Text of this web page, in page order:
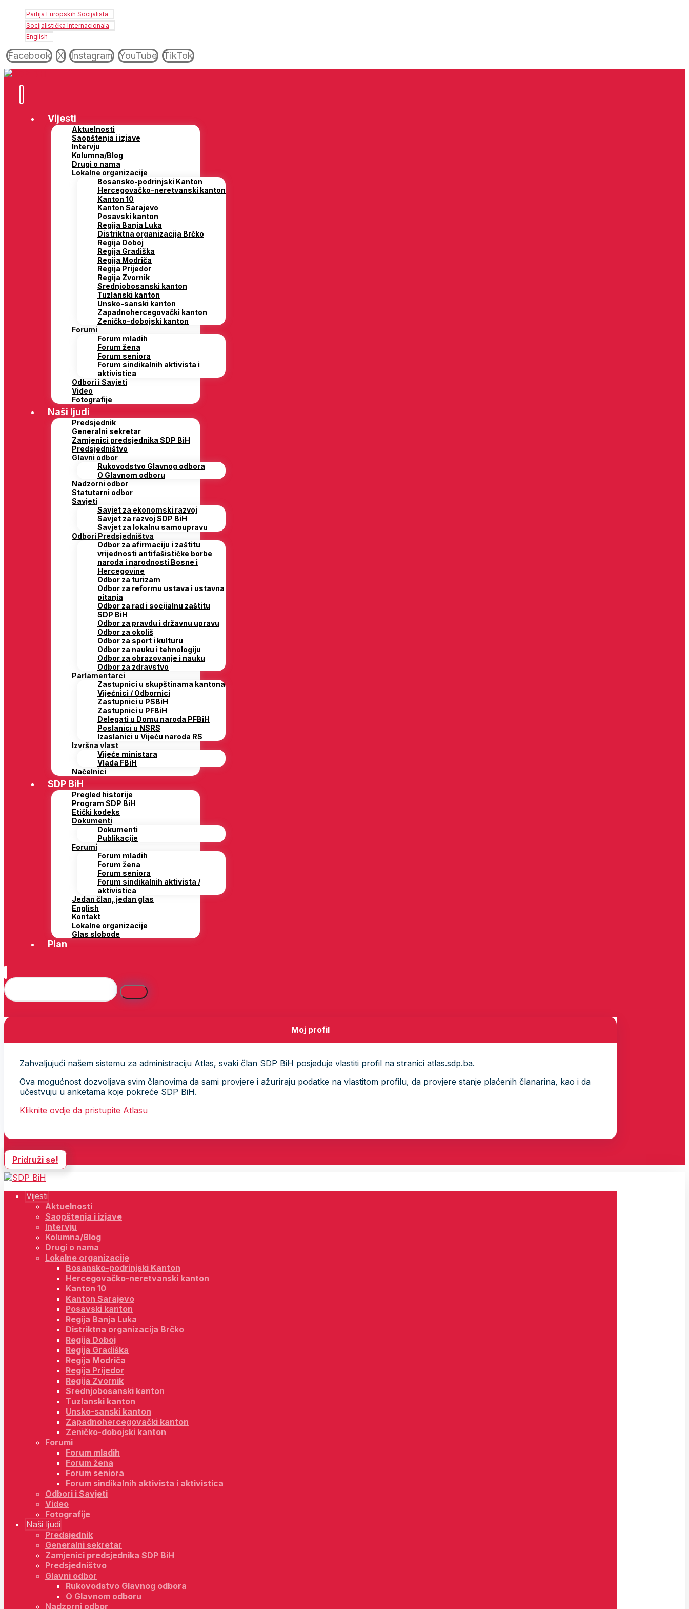
Partija Europskih Socijalista
Socijalistička Internacionala
English
Facebook X Instagram YouTube TikTok
Vijesti
Aktuelnosti
Saopštenja i izjave
Intervju
Kolumna/Blog
Drugi o nama
Lokalne organizacije
Bosansko-podrinjski Kanton
Hercegovačko-neretvanski kanton
Kanton 10
Kanton Sarajevo
Posavski kanton
Regija Banja Luka
Distriktna organizacija Brčko
Regija Doboj
Regija Gradiška
Regija Modriča
Regija Prijedor
Regija Zvornik
Srednjobosanski kanton
Tuzlanski kanton
Unsko-sanski kanton
Zapadnohercegovački kanton
Zeničko-dobojski kanton
Forumi
Forum mladih
Forum žena
Forum seniora
Forum sindikalnih aktivista i
aktivistica
Odbori i Savjeti
Video
Fotografije
Naši ljudi
Predsjednik
Generalni sekretar
Zamjenici predsjednika SDP BiH
Predsjedništvo
Glavni odbor
Rukovodstvo Glavnog odbora
O Glavnom odboru
Nadzorni odbor
Statutarni odbor
Savjeti
Savjet za ekonomski razvoj
Savjet za razvoj SDP BiH
Savjet za lokalnu samoupravu
Odbori Predsjedništva
Odbor za afirmaciju i zaštitu
vrijednosti antifašističke borbe
naroda i narodnosti Bosne i
Hercegovine
Odbor za turizam
Odbor za reformu ustava i ustavna
pitanja
Odbor za rad i socijalnu zaštitu
SDP BiH
Odbor za pravdu i državnu upravu
Odbor za okoliš
Odbor za sport i kulturu
Odbor za nauku i tehnologiju
Odbor za obrazovanje i nauku
Odbor za zdravstvo
Parlamentarci
Zastupnici u skupštinama kantona
Vijećnici / Odbornici
Zastupnici u PSBiH
Zastupnici u PFBiH
Delegati u Domu naroda PFBiH
Poslanici u NSRS
Izaslanici u Vijeću naroda RS
Izvršna vlast
Vijeće ministara
Vlada FBiH
Načelnici
SDP BiH
Pregled historije
Program SDP BiH
Etički kodeks
Dokumenti
Dokumenti
Publikacije
Forumi
Forum mladih
Forum žena
Forum seniora
Forum sindikalnih aktivista /
aktivistica
Jedan član, jedan glas
English
Kontakt
Lokalne organizacije
Glas slobode
Plan
Moj profil
Zahvaljujući našem sistemu za administraciju Atlas, svaki član SDP BiH posjeduje vlastiti profil na stranici atlas.sdp.ba.
Ova mogućnost dozvoljava svim članovima da sami provjere i ažuriraju podatke na vlastitom profilu, da provjere stanje plaćenih članarina, kao i da
učestvuju u anketama koje pokreće SDP BiH.
Kliknite ovdje da pristupite Atlasu
Pridruži se!
Vijesti
Aktuelnosti
Saopštenja i izjave
Intervju
Kolumna/Blog
Drugi o nama
Lokalne organizacije
Bosansko-podrinjski Kanton
Hercegovačko-neretvanski kanton
Kanton 10
Kanton Sarajevo
Posavski kanton
Regija Banja Luka
Distriktna organizacija Brčko
Regija Doboj
Regija Gradiška
Regija Modriča
Regija Prijedor
Regija Zvornik
Srednjobosanski kanton
Tuzlanski kanton
Unsko-sanski kanton
Zapadnohercegovački kanton
Zeničko-dobojski kanton
Forumi
Forum mladih
Forum žena
Forum seniora
Forum sindikalnih aktivista i aktivistica
Odbori i Savjeti
Video
Fotografije
Naši ljudi
Predsjednik
Generalni sekretar
Zamjenici predsjednika SDP BiH
Predsjedništvo
Glavni odbor
Rukovodstvo Glavnog odbora
O Glavnom odboru
Nadzorni odbor